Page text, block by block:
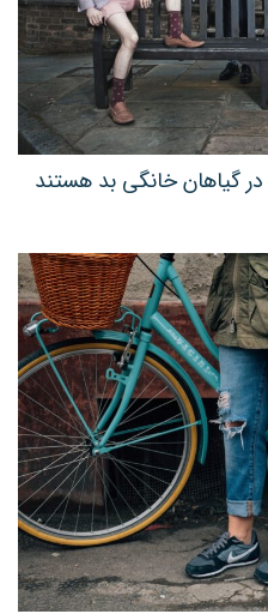
گیاهان خانگی بد هستند